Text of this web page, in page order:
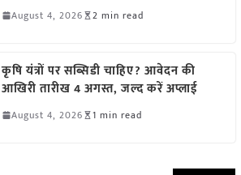
August 4, 2026 2 min read
कृषि यंत्रों पर सब्सिडी चाहिए? आवेदन की
आखिरी तारीख 4 अगस्त, जल्द करें अप्लाई
August 4, 2026 1 min read